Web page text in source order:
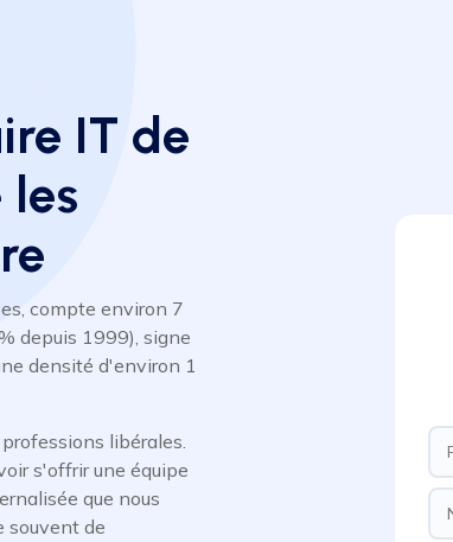
IT de
compte environ 7
depuis 1999), signe
densité d'environ 1
libérales.
s'offrir une équipe
que nous
souvent de